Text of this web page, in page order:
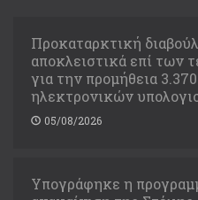
Προκαταρκτική
αποκλειστικά επί των
για την προμήθεια
ηλεκτρονικών
05/08/2026
Υπογράφηκε η